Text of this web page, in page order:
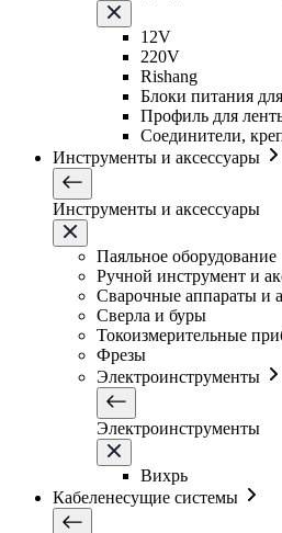
12V
220V
Rishang
Блоки питания
Профиль для
Соединители,
Инструменты и аксессуары
Инструменты и аксессуары
Паяльное оборудование
Ручной инструмент и
Сварочные аппараты и
Сверла и буры
Токоизмерительные
Фрезы
Электроинструменты
Электроинструменты
Вихрь
Кабеленесущие системы